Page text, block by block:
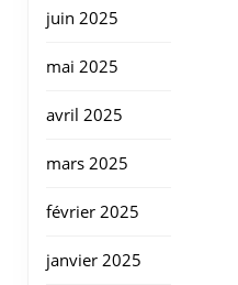
juin 2025
mai 2025
avril 2025
mars 2025
février 2025
janvier 2025